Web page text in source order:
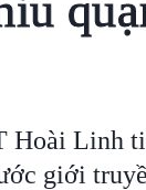
Linh
giới